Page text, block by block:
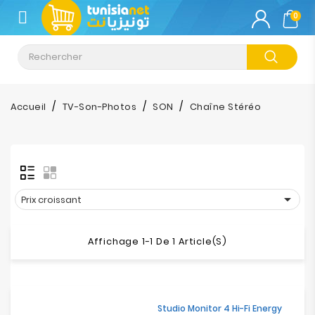
CATÉGORIE
Climatisation
Informatique
Tablette
Impression
0
Accueil TV-Son-Photos SON Chaîne Stéréo
Prix croissant 
Affichage 1-1 De 1 Article(s)
Studio Monitor 4 Hi-Fi Energy